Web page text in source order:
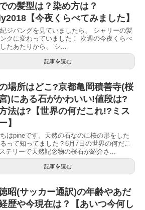
の髪型は？染め方は？
【今夜くらべてみました】
ジパングを見ていましたら、 シャリーの髪
クに変わっていました！ 次週の今夜くらべ
たあたりから、 シ...
記事を読む
場所はどこ?京都亀岡積善寺(桜
)にある石がかわいい!値段は?
法は?【世界の何だこれ!?ミス
】
はpineです。天然の石なのに桜の形をした
って知ってました？6月7日の世界の何だこ
テリーで天然記念物の桜石が紹介さ...
記事を読む
昭(サッカー通訳)の年齢やあだ
歴や今現在は？【あいつ今何し